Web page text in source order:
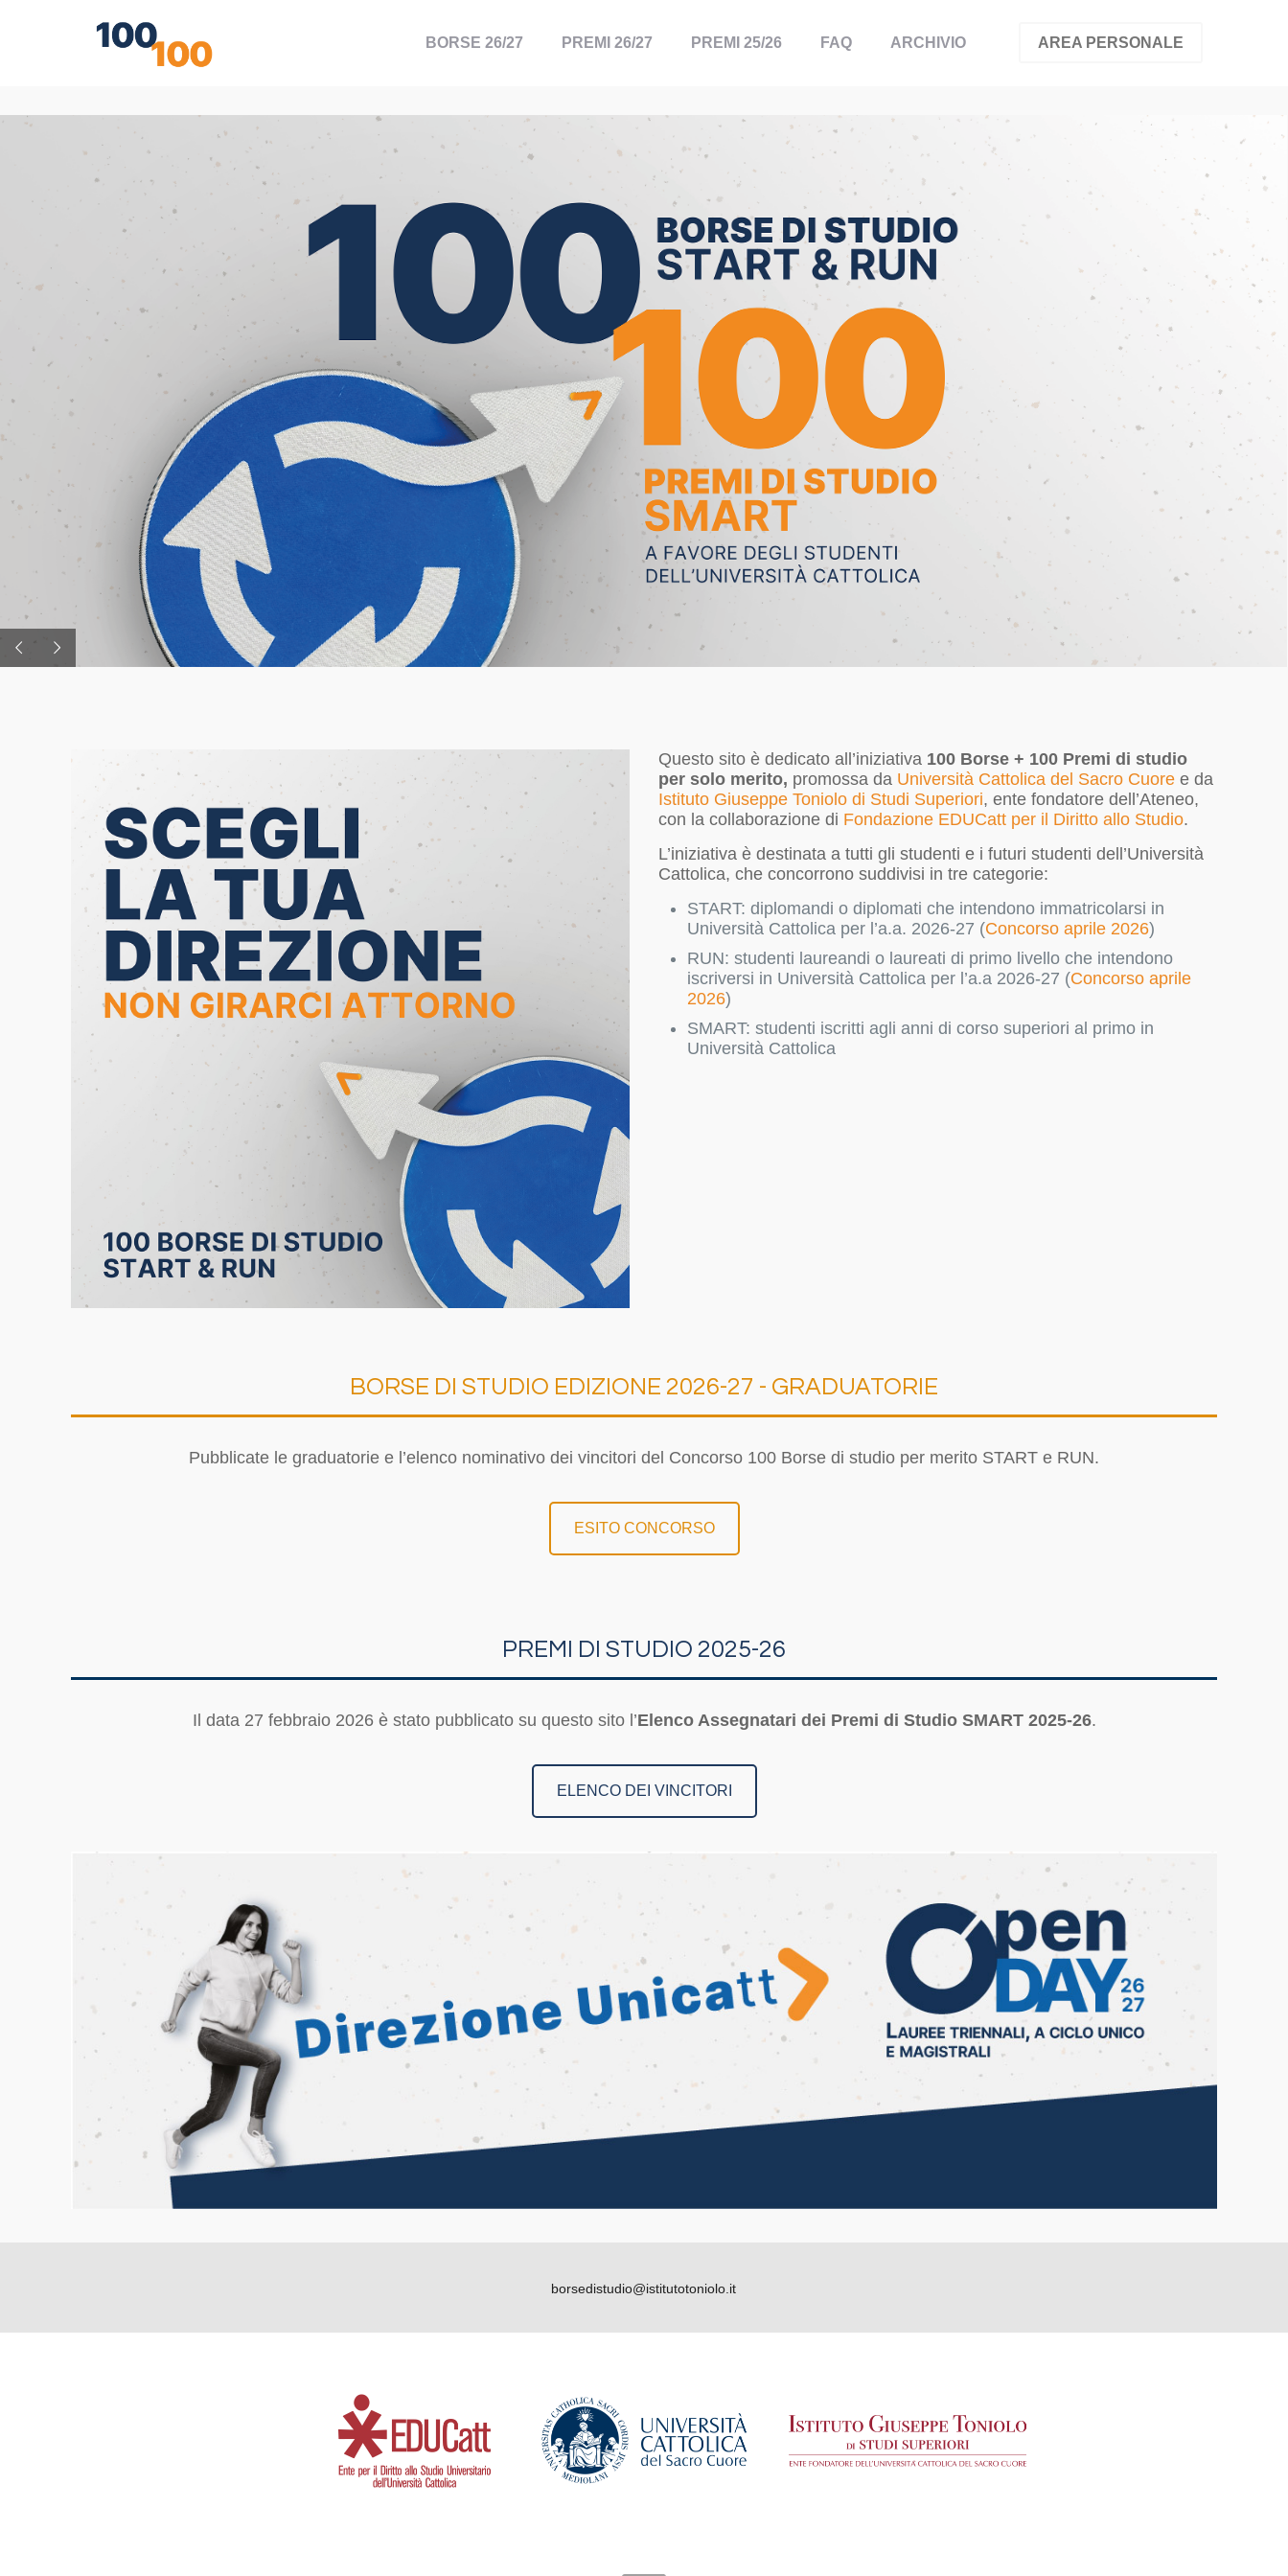
BORSE 26/27 PREMI 26/27 PREMI 25/26 FAQ ARCHIVIO AREA PERSONALE
Questo sito è dedicato all’iniziativa 100 Borse + 100 Premi di studio
per solo merito, promossa da Università Cattolica del Sacro Cuore e da
Istituto Giuseppe Toniolo di Studi Superiori, ente fondatore dell’Ateneo,
con la collaborazione di Fondazione EDUCatt per il Diritto allo Studio.
L’iniziativa è destinata a tutti gli studenti e i futuri studenti dell’Università
Cattolica, che concorrono suddivisi in tre categorie:
START: diplomandi o diplomati che intendono immatricolarsi in
Università Cattolica per l’a.a. 2026-27 (Concorso aprile 2026)
RUN: studenti laureandi o laureati di primo livello che intendono
iscriversi in Università Cattolica per l’a.a 2026-27 (Concorso aprile
2026)
SMART: studenti iscritti agli anni di corso superiori al primo in
Università Cattolica
BORSE DI STUDIO EDIZIONE 2026-27 - GRADUATORIE
Pubblicate le graduatorie e l’elenco nominativo dei vincitori del Concorso 100 Borse di studio per merito START e RUN.
ESITO CONCORSO
PREMI DI STUDIO 2025-26
Il data 27 febbraio 2026 è stato pubblicato su questo sito l’Elenco Assegnatari dei Premi di Studio SMART 2025-26.
ELENCO DEI VINCITORI
borsedistudio@istitutotoniolo.it